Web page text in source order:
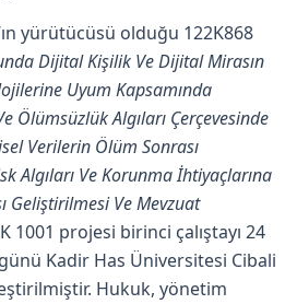
yürütücüsü olduğu 122K868
Dijital Kişilik Ve Dijital Mirasın
Uyum Kapsamında
Ölümsüzlük Algıları Çerçevesinde
Verilerin Ölüm Sonrası
Algıları Ve Korunma İhtiyaçlarına
Geliştirilmesi Ve Mevzuat
1001 projesi birinci çalıştayı 24
Kadir Has Üniversitesi Cibali
Hukuk, yönetim